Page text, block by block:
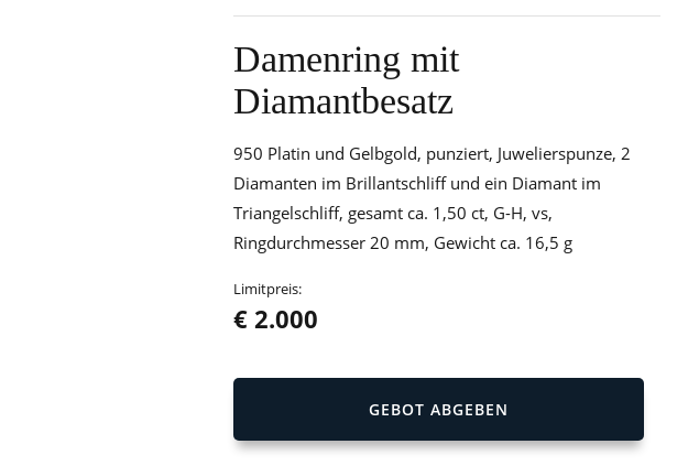
Damenring mit
Diamantbesatz
950 Platin und Gelbgold, punziert, Juwelierspunze, 2
Diamanten im Brillantschliff und ein Diamant im
Triangelschliff, gesamt ca. 1,50 ct, G-H, vs,
Ringdurchmesser 20 mm, Gewicht ca. 16,5 g
Limitpreis:
€ 2.000
GEBOT ABGEBEN